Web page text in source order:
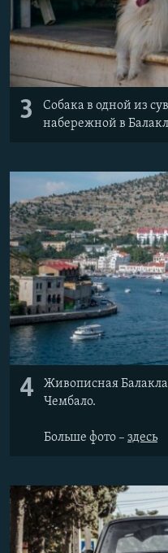
3
Собака в одной из
набережной в
4
Живописная
Чембало.
Больше фото – здесь